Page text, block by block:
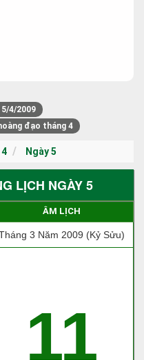
5/4/2009
đạo tháng 4
Ngày 5
LỊCH NGÀY 5
ÂM LỊCH
3 Năm 2009 (Kỷ Sửu)
11